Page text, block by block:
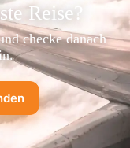
Reise?
checke danach